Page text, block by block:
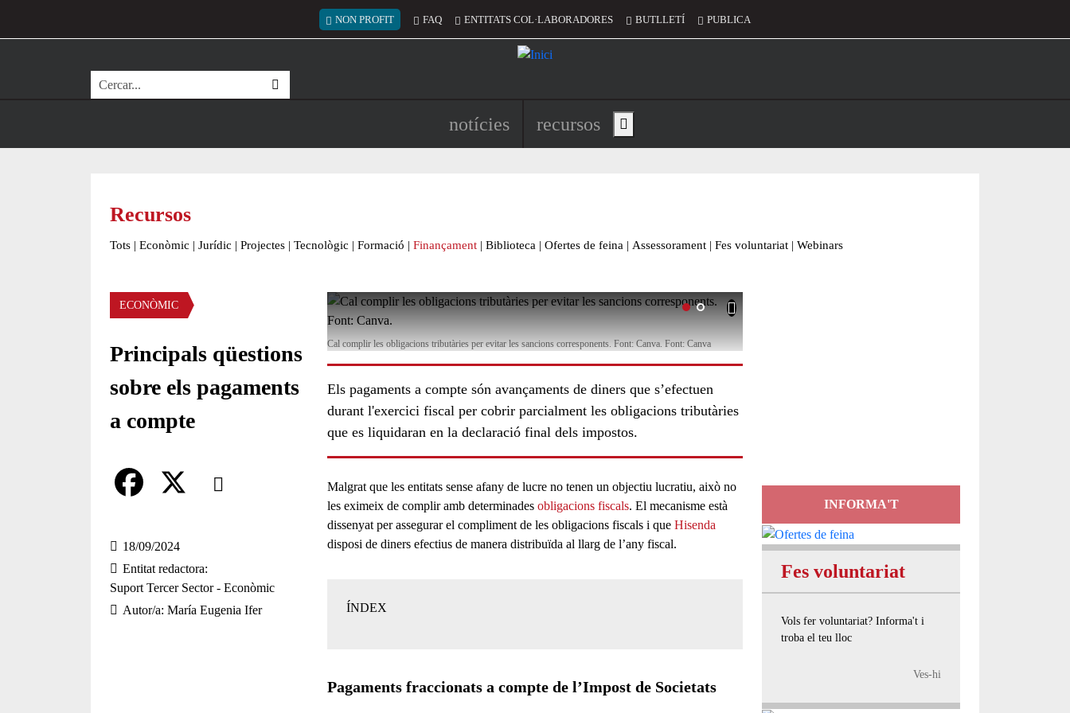
Menú del compte d'usuari
NON PROFIT FAQ ENTITATS COL·LABORADORES BUTLLETÍ PUBLICA
Cerca
Navegació principal de l'encapçalament
notícies recursos Show main menu
Recursos
Tots | Econòmic | Jurídic | Projectes | Tecnològic | Formació | Finançament | Biblioteca | Ofertes de feina | Assessorament | Fes voluntariat | Webinars
Àmbit
ECONÒMIC
Principals qüestions
sobre els pagaments
a compte
Comparteix
a
c
Compartir en altres xarxes socials
18/09/2024
Entitat redactora
Suport Tercer Sector - Econòmic
Autor/a María Eugenia Ifer
Cal complir les obligacions tributàries per evitar les sancions corresponents. Font: Canva. Font: Canva
Els pagaments a compte són avançaments de diners que s’efectuen
durant l'exercici fiscal per cobrir parcialment les obligacions tributàries
que es liquidaran en la declaració final dels impostos.
Malgrat que les entitats sense afany de lucre no tenen un objectiu lucratiu, això no
les eximeix de complir amb determinades obligacions fiscals. El mecanisme està
dissenyat per assegurar el compliment de les obligacions fiscalsi que Hisenda
disposi de diners efectius de manera distribuïda al llarg de l’any fiscal.
ÍNDEX
Pagaments fraccionats a compte de l’Impost de Societats
INFORMA'T
Fes voluntariat
Vols fer voluntariat? Informa't i
troba el teu lloc
Ves-hi